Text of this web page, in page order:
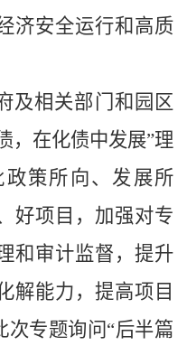
济安全运行和高质
及相关部门和园区
，在化债中发展”理
策所向、发展所
好项目，加强对专
和审计监督，提升
解能力，提高项目
次专题询问“后半篇